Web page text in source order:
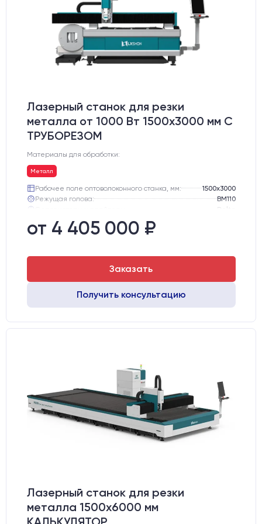
Лазерный станок для резки
металла от 1000 Вт 1500x3000 мм С
ТРУБОРЕЗОМ
Материалы для обработки:
Металл
Рабочее поле оптоволоконного станка, мм:
1500х3000
Режущая голова:
BM110
Delta
Направляющие оси Y:
Направляющие оси Х:
от 4 405 000 ₽
Заказать
Получить консультацию
Лазерный станок для резки
металла 1500x6000 мм